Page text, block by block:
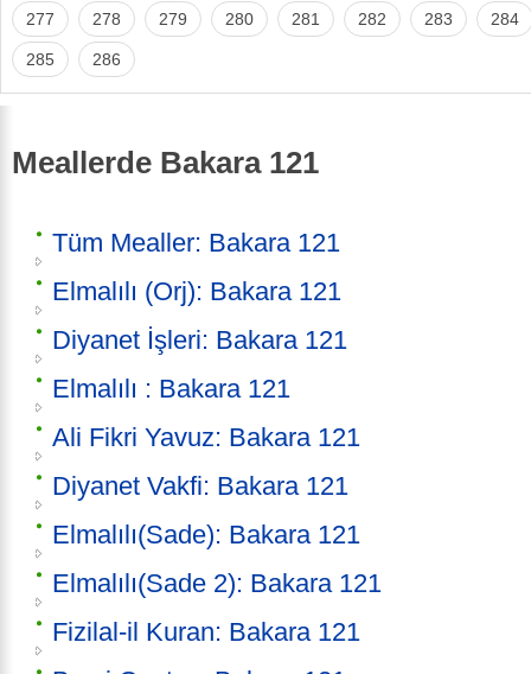
277 278 279 280 281 282 283 284
285 286
Meallerde Bakara 121
Tüm Mealler: Bakara 121
Elmalılı (Orj): Bakara 121
Diyanet İşleri: Bakara 121
Elmalılı : Bakara 121
Ali Fikri Yavuz: Bakara 121
Diyanet Vakfi: Bakara 121
Elmalılı(Sade): Bakara 121
Elmalılı(Sade 2): Bakara 121
Fizilal-il Kuran: Bakara 121